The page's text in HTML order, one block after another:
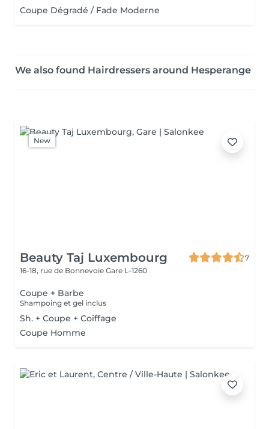
Coupe Dégradé / Fade Moderne
We also found Hairdressers around Hesperange
New
Beauty Taj Luxembourg
7
16-18, rue de Bonnevoie Gare L-1260
Coupe + Barbe
Shampoing et gel inclus
Sh. + Coupe + Coiffage
Coupe Homme